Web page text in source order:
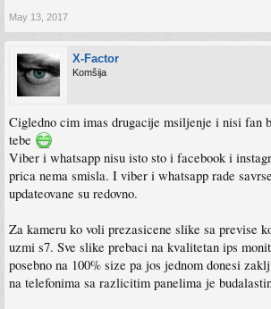
May 13, 2017
X-Factor
Komšija
Cigledno cim imas drugacije msiljenje i nisi fan
tebe
Viber i whatsapp nisu isto sto i facebook i
prica nema smisla. I viber i whatsapp rade
updateovane su redovno.
Za kameru ko voli prezasicene slike sa previse
uzmi s7. Sve slike prebaci na kvalitetan ips
posebno na 100% size pa jos jednom donesi
na telefonima sa razlicitim panelima je